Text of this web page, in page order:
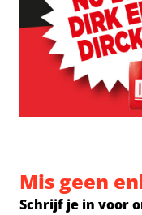
Mis geen
Schrijf je in voor